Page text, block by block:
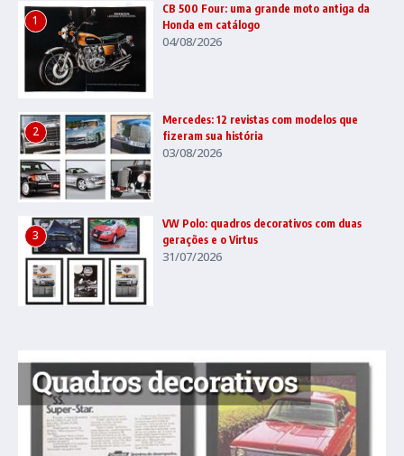
1
CB 500 Four: uma grande moto antiga da
Honda em catálogo
04/08/2026
2
Mercedes: 12 revistas com modelos que
fizeram sua história
03/08/2026
3
VW Polo: quadros decorativos com duas
gerações e o Virtus
31/07/2026